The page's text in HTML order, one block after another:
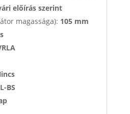
előírás szerint
magassága): 105 mm
BS